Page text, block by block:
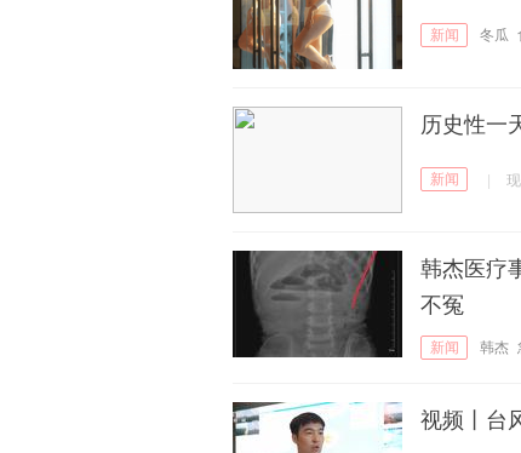
新闻 冬瓜
历史性一
新闻
韩杰医疗
不冤
新闻 韩杰
视频丨台